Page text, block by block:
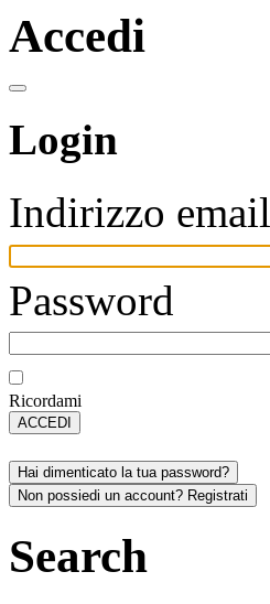
Accedi
Login
Indirizzo email
Password
Ricordami
ACCEDI
Hai dimenticato la tua password?
Non possiedi un account? Registrati
Search